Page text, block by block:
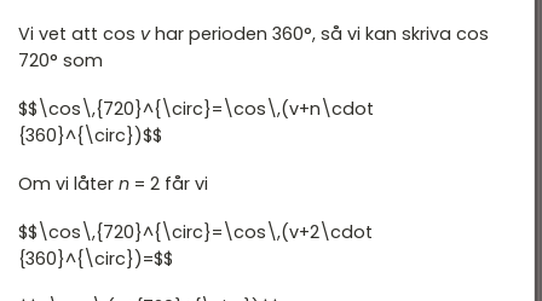
Vi vet att cos vhar perioden 360°, så vi kan skriva cos
720° som
$$\cos\,{720}^{\circ}=\cos\,(v+n\cdot
{360}^{\circ})$$
Om vi låter n = 2 får vi
$$\cos\,{720}^{\circ}=\cos\,(v+2\cdot
{360}^{\circ})=$$